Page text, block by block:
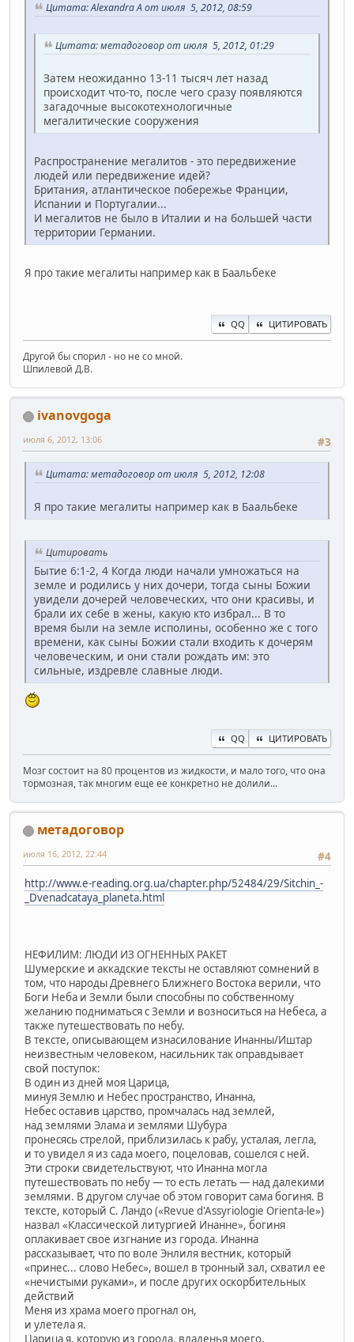
Цитата: Alexandra A от июля 5, 2012, 08:59
Цитата: метадоговор от июля 5, 2012, 01:29
Затем неожиданно 13-11 тысяч лет назад
происходит что-то, после чего сразу появляются
загадочные высокотехнологичные
мегалитические сооружения
Распространение мегалитов - это передвижение
людей или передвижение идей?
Британия, атлантическое побережье Франции,
Испании и Португалии...
И мегалитов не было в Италии и на большей части
территории Германии.
Я про такие мегалиты например как в Баальбеке
QQ ЦИТИРОВАТЬ
Другой бы спорил - но не со мной.
Шпилевой Д.В.
ivanovgoga
#3
июля 6, 2012, 13:06
Цитата: метадоговор от июля 5, 2012, 12:08
Я про такие мегалиты например как в Баальбеке
Цитировать
Бытие 6:1-2, 4 Когда люди начали умножаться на
земле и родились у них дочери, тогда сыны Божии
увидели дочерей человеческих, что они красивы, и
брали их себе в жены, какую кто избрал... В то
время были на земле исполины, особенно же с того
времени, как сыны Божии стали входить к дочерям
человеческим, и они стали рождать им: это
сильные, издревле славные люди.
QQ ЦИТИРОВАТЬ
Мозг состоит на 80 процентов из жидкости, и мало того, что она
тормозная, так многим еще ее конкретно не долили...
метадоговор
#4
июля 16, 2012, 22:44
http://www.e-reading.org.ua/chapter.php/52484/29/Sitchin_-
_Dvenadcataya_planeta.html
НЕФИЛИМ: ЛЮДИ ИЗ ОГНЕННЫХ РАКЕТ
Шумерские и аккадские тексты не оставляют сомнений в
том, что народы Древнего Ближнего Востока верили, что
Боги Неба и Земли были способны по собственному
желанию подниматься с Земли и возноситься на Небеса, а
также путешествовать по небу.
В тексте, описывающем изнасилование Инанны/Иштар
неизвестным человеком, насильник так оправдывает
свой поступок:
В один из дней моя Царица,
минуя Землю и Небес пространство, Инанна,
Небес оставив царство, промчалась над землей,
над землями Элама и землями Шубура
пронесясь стрелой, приблизилась к рабу, усталая, легла,
и то увидел я из сада моего, поцеловав, сошелся с ней.
Эти строки свидетельствуют, что Инанна могла
путешествовать по небу — то есть летать — над далекими
землями. В другом случае об этом говорит сама богиня. В
тексте, который С. Ландо («Revue d'Assyriologie Orienta-le»)
назвал «Классической литургией Инанне», богиня
оплакивает свое изгнание из города. Инанна
рассказывает, что по воле Энлиля вестник, который
«принес... слово Небес», вошел в тронный зал, схватил ее
«нечистыми руками», и после других оскорбительных
действий
Меня из храма моего прогнал он,
и улетела я.